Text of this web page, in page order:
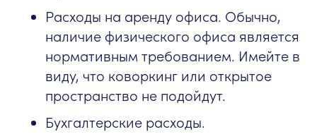
Расходы на аренду офиса. Обычно,
наличие физического офиса является
нормативным требованием. Имейте в
виду, что коворкинг или открытое
пространство не подойдут.
Бухгалтерские расходы.